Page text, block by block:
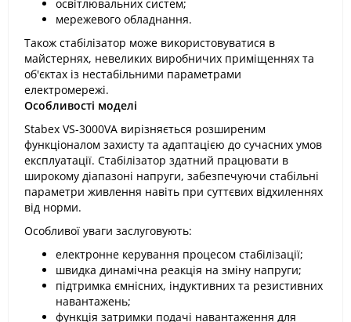
освітлювальних систем;
мережевого обладнання.
Також стабілізатор може використовуватися в
майстернях, невеликих виробничих приміщеннях та
об'єктах із нестабільними параметрами
електромережі.
Особливості моделі
Stabex VS-3000VA вирізняється розширеним
функціоналом захисту та адаптацією до сучасних умов
експлуатації. Стабілізатор здатний працювати в
широкому діапазоні напруги, забезпечуючи стабільні
параметри живлення навіть при суттєвих відхиленнях
від норми.
Особливої уваги заслуговують:
електронне керування процесом стабілізації;
швидка динамічна реакція на зміну напруги;
підтримка ємнісних, індуктивних та резистивних
навантажень;
функція затримки подачі навантаження для